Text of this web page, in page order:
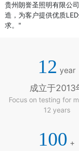
贵州朗誉圣照明有限公
造，为客户提供优质
求。"
12 year
成立于2013
Focus on testing for
12 years
100 +